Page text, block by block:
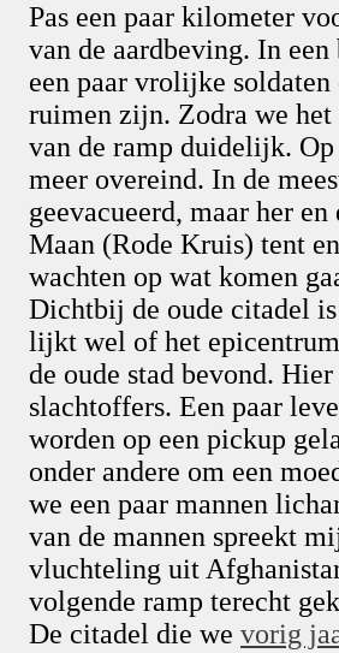
Pas een paar kilometer
van de aardbeving. In
een paar vrolijke
ruimen zijn. Zodra we
van de ramp duidelijk. Op
meer overeind. In de
geevacueerd, maar her
Maan (Rode Kruis) tent
wachten op wat komen
Dichtbij de oude citadel
lijkt wel of het
de oude stad bevond.
slachtoffers. Een paar
worden op een pickup
onder andere om een
we een paar mannen
van de mannen spreekt
vluchteling uit
volgende ramp terecht
De citadel die we vorig